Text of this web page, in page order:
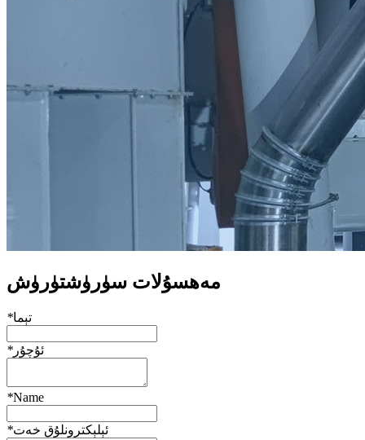
مەھسۇلات سۈرۈشتۈرۈش
*تېما
* ئۇچۇر
*Name
*ئېلېكترونلۇق خەت